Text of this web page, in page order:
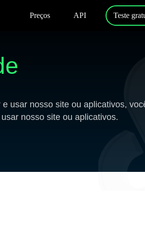
Preços API Teste
usar nosso site ou aplicativos,
nosso site ou aplicativos.